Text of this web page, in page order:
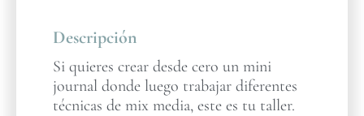
Descripción
Si quieres crear desde cero un mini
journal donde luego trabajar diferentes
técnicas de mix media, este es tu taller.